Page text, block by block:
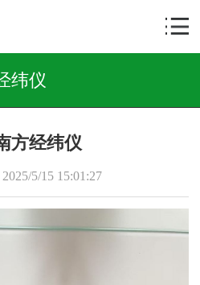
纬仪
方经纬仪
5/15 15:01:27